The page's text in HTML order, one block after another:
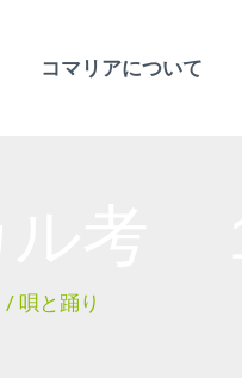
コマリアについて
/ 唄と踊り